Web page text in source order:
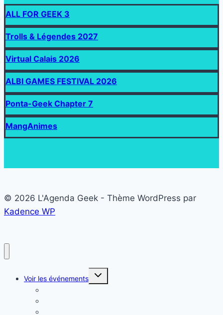
ALL FOR GEEK 3
Trolls & Légendes 2027
Virtual Calais 2026
ALBI GAMES FESTIVAL 2026
Ponta-Geek Chapter 7
MangAnimes
© 2026 L'Agenda Geek - Thème WordPress par
Kadence WP
Voir les événements
Ouvrir/fermer